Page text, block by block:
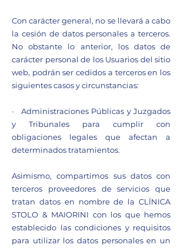
Con carácter general, no se llevará a cabo
la cesión de datos personales a terceros.
No obstante lo anterior, los datos de
carácter personal de los Usuarios del sitio
web, podrán ser cedidos a terceros en los
siguientes casos y circunstancias:
· Administraciones Públicas y Juzgados
y Tribunales para cumplir con
obligaciones legales que afectan a
determinados tratamientos.
Asimismo, compartimos sus datos con
terceros proveedores de servicios que
tratan datos en nombre de la CLÍNICA
STOLO & MAIORINI con los que hemos
establecido las condiciones y requisitos
para utilizar los datos personales en un